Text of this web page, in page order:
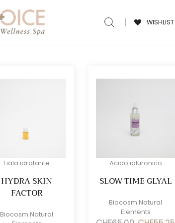
WISHLIST
Fiala idratante
HYDRA SKIN
FACTOR
Biocosm Natural
Acido ialuronico
SLOW TIME GLYAL
Biocosm Natural
Elements